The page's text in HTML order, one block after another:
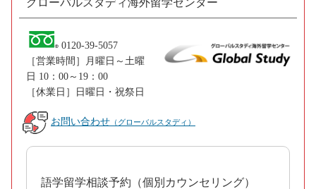
0120-39-5057
［営業時間］月曜日～土曜
日 10：00～19：00
［休業日］日曜日・祝祭日
お問い合わせ （グローバルスタディ）
語学留学相談予約（個別カウンセリング）